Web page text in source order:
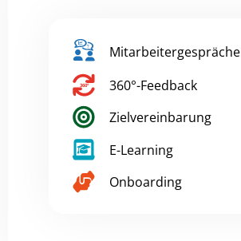
Mitarbeitergespräche
360°-Feedback
Zielvereinbarung
E-Learning
Onboarding